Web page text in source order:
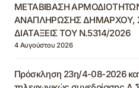
ΜΕΤΑΒΙΒΑΣΗ
ΑΝΑΠΛΗΡΩΣΗΣ ΔΗΜΑΡΧΟΥ,
ΔΙΑΤΑΞΕΙΣ ΤΟΥ Ν.5314/2026
4 Αυγούστου 2026
Πρόσκληση 23η/4-08-2026